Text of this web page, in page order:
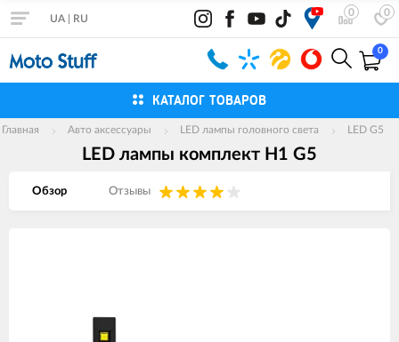
0 0
UA RU
0
КАТАЛОГ ТОВАРОВ
Главная Авто аксессуары LED лампы головного света LED G5
LED лампы комплект H1 G5
Обзор Отзывы